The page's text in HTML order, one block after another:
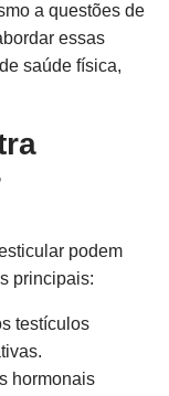
a questões de
essas
saúde física,
podem
principais:
testículos
hormonais